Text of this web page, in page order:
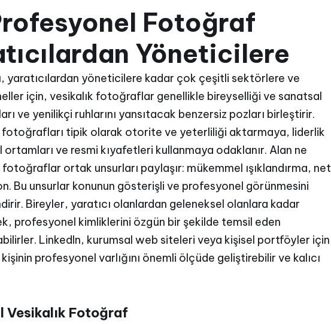
Fotoğraf
Yöneticilere
yöneticilere kadar çok çeşitli sektörlere ve
için, vesikalık fotoğraflar genellikle bireyselliği ve sanatsal
ve yenilikçi ruhlarını yansıtacak benzersiz pozları birleştirir.
fotoğrafları tipik olarak otorite ve yeterliliği aktarmaya, liderlik
ve resmi kıyafetleri kullanmaya odaklanır. Alan ne
ortak unsurları paylaşır: mükemmel ışıklandırma, net
Bu unsurlar konunun gösterişli ve profesyonel görünmesini
Bireyler, yaratıcı olanlardan geleneksel olanlara kadar
profesyonel kimliklerini özgün bir şekilde temsil eden
LinkedIn, kurumsal web siteleri veya kişisel portföyler için
profesyonel varlığını önemli ölçüde geliştirebilir ve kalıcı
Vesikalık Fotoğraf